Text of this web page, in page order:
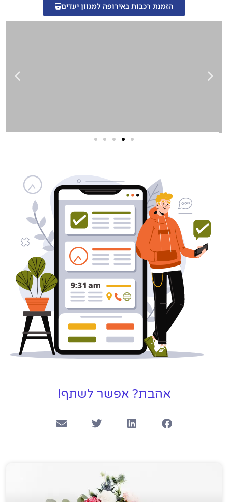
הזמנת רכבות באירופה למגוון יעדים
בעל/ת עסק? סוכנות ניהול מוניטין
לקידום, שיווק ופרסום באינטרנט
כאן עבורך!
לפרטים
אהבת? אפשר לשתף!